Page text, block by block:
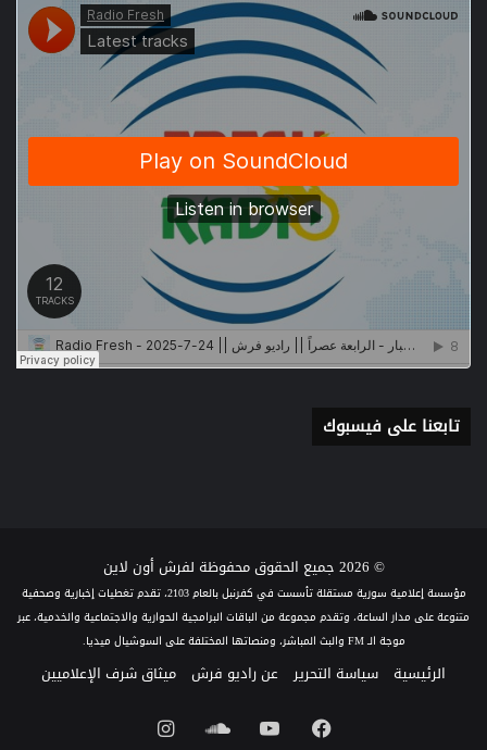
تابعنا على فيسبوك
© 2026 جميع الحقوق محفوظة لفرش أون لاين
مؤسسة إعلامية سورية مستقلة تأسست في كفرنبل بالعام 2103، تقدم تغطيات إخبارية وصحفية
متنوعة على مدار الساعة، وتقدم مجموعة من الباقات البرامجية الحوارية والاجتماعية والخدمية، عبر
موجة الـ FM والبث المباشر، ومنصاتها المختلفة على السوشيال ميديا.
الرئيسية سياسة التحرير عن راديو فرش ميثاق شرف الإعلاميين
فيسبوكيوتيوبساوندانستقرام